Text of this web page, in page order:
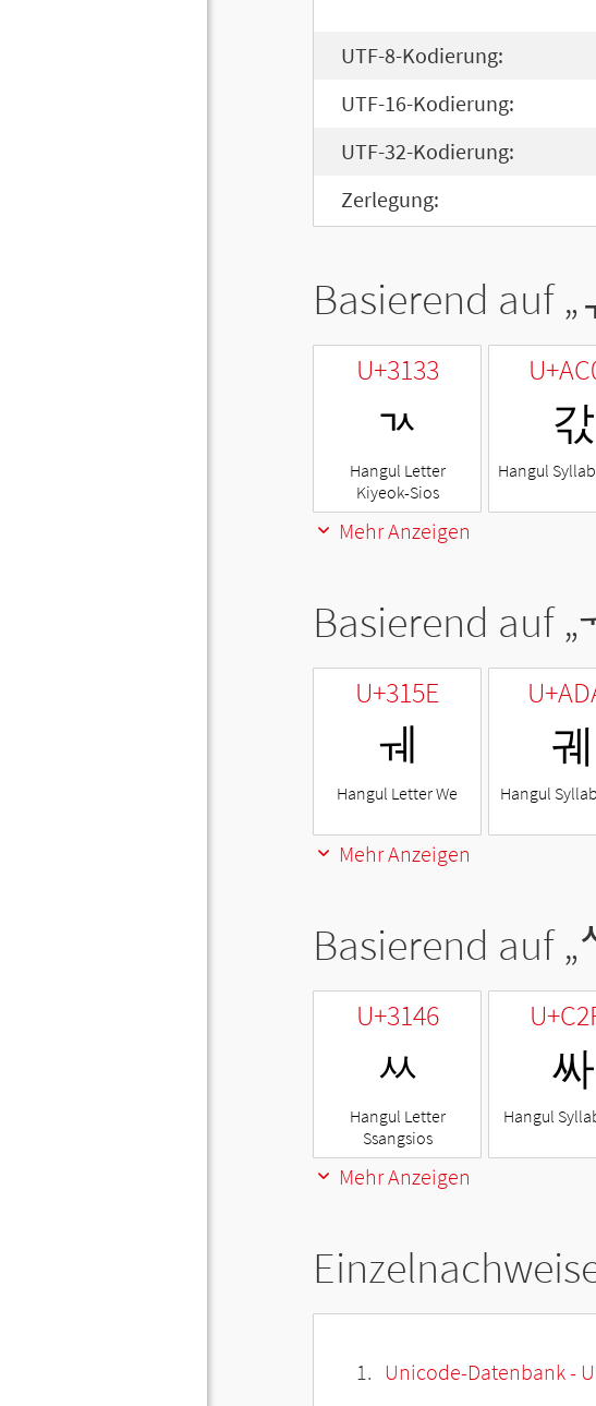
UTF-8-Kodierung:
UTF-16-Kodierung:
UTF-32-Kodierung:
Zerlegung:
Basierend auf „
U+3133
ㄳ
Hangul Letter
Kiyeok-Sios
갃
Hangul
Mehr Anzeigen
Basierend auf „
U+315E
ㅞ
Hangul Letter We
궤
Hangul
Mehr Anzeigen
Basierend auf „
U+3146
ㅆ
Hangul Letter
Ssangsios
싸
Hangul
Mehr Anzeigen
Unicode-Datenbank -